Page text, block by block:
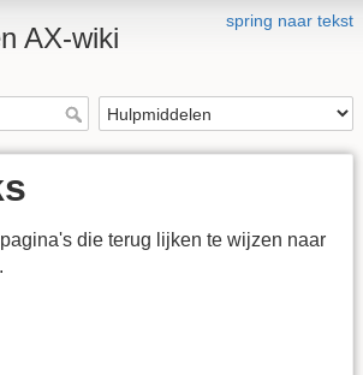
spring naar tekst
AX-wiki
die terug lijken te wijzen naar